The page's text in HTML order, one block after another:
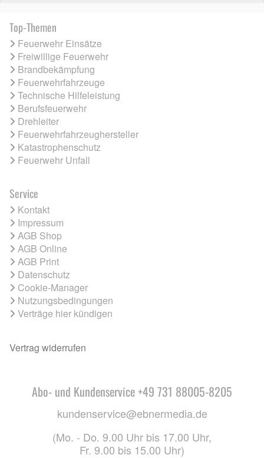
Top-Themen
Feuerwehr Einsätze
Freiwillige Feuerwehr
Brandbekämpfung
Feuerwehrfahrzeuge
Technische Hilfeleistung
Berufsfeuerwehr
Drehleiter
Feuerwehrfahrzeughersteller
Katastrophenschutz
Feuerwehr Unfall
Service
Kontakt
Impressum
AGB Shop
AGB Online
AGB Print
Datenschutz
Cookie-Manager
Nutzungsbedingungen
Verträge hier kündigen
Vertrag widerrufen
Abo- und Kundenservice +49 731 88005-8205
kundenservice@ebnermedia.de
(Mo. - Do. 9.00 Uhr bis 17.00 Uhr,
Fr. 9.00 bis 15.00 Uhr)